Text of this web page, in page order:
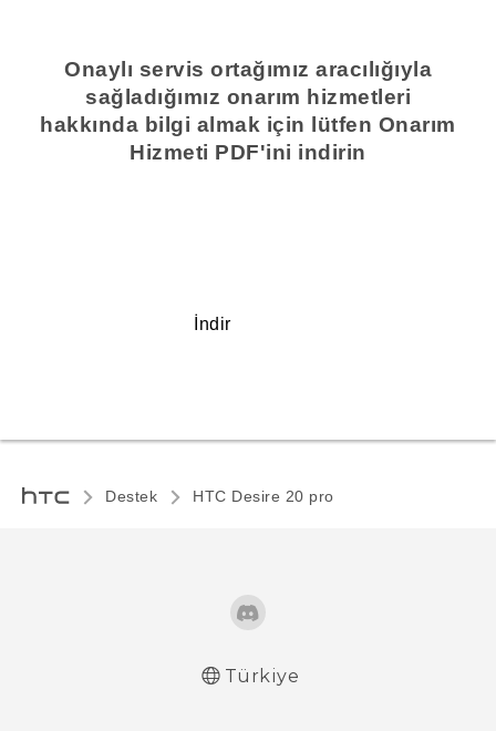
Onaylı servis ortağımız aracılığıyla
sağladığımız onarım hizmetleri
hakkında bilgi almak için lütfen Onarım
Hizmeti PDF'ini indirin
İndir
Destek ‎HTC Desire 20 pro‎
Türkiye